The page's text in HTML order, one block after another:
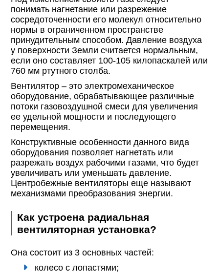
понимать нагнетание или разрежение
сосредоточенности его молекул относительно
нормы в ограниченном пространстве
принудительным способом. Давление воздуха
у поверхности Земли считается нормальным,
если оно составляет 100-105 килопаскалей или
760 мм ртутного столба.
Вентилятор – это электромеханическое
оборудование, обрабатывающее различные
потоки газовоздушной смеси для увеличения
ее удельной мощности и последующего
перемещения.
Конструктивные особенности данного вида
оборудования позволяет нагнетать или
разрежать воздух рабочими газами, что будет
увеличивать или уменьшать давление.
Центробежные вентиляторы еще называют
механизмами преобразования энергии.
Как устроена радиальная
вентиляторная установка?
Она состоит из 3 основных частей:
колесо с лопастями;